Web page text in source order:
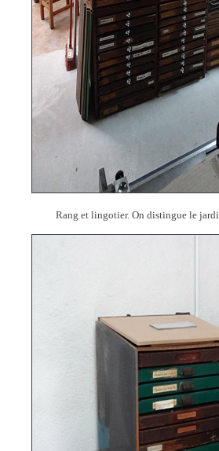
Rang et lingotier. On distingue le